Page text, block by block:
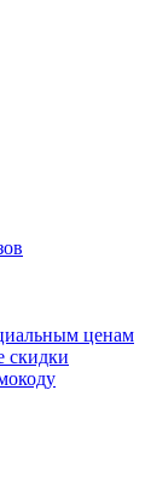
ценам
скидки